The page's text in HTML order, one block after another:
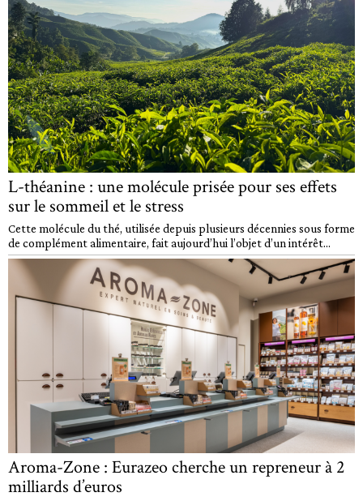
L-théanine : une molécule prisée pour ses effets
sur le sommeil et le stress
Cette molécule du thé, utilisée depuis plusieurs décennies sous forme
de complément alimentaire, fait aujourd’hui l’objet d’un intérêt...
Aroma-Zone : Eurazeo cherche un repreneur à 2
milliards d’euros